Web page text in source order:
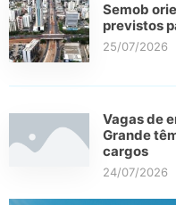
Semob
previstos
25/07/2026
Vagas de
Grande
cargos
24/07/2026